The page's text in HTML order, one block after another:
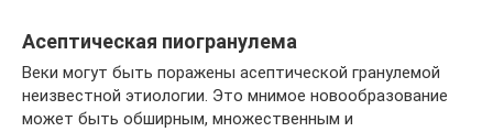
Асептическая пиогранулема
Веки могут быть поражены асептической гранулемой
неизвестной этиологии. Это мнимое новообразование
может быть обширным, множественным и